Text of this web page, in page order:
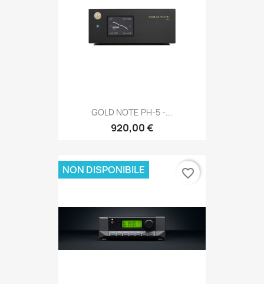
GOLD NOTE PH-5 -...
920,00 €
NON DISPONIBILE favorite_border